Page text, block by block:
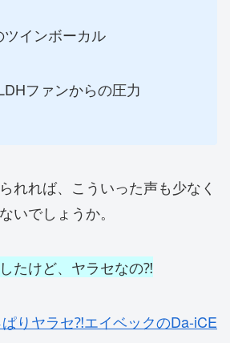
インボーカル
ファンからの圧力
れれば、こういった声も少なく
いでしょうか。
たけど、ヤラセなの⁈
りヤラセ⁈エイベックのDa-iCE